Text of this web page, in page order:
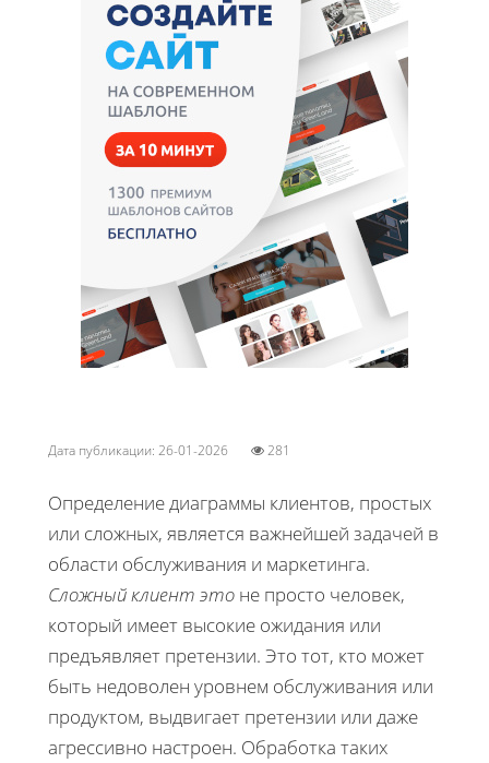
Дата публикации: 26-01-2026 281
Определение диаграммы клиентов, простых
или сложных, является важнейшей задачей в
области обслуживания и маркетинга.
Сложный клиент это не просто человек,
который имеет высокие ожидания или
предъявляет претензии. Это тот, кто может
быть недоволен уровнем обслуживания или
продуктом, выдвигает претензии или даже
агрессивно настроен. Обработка таких